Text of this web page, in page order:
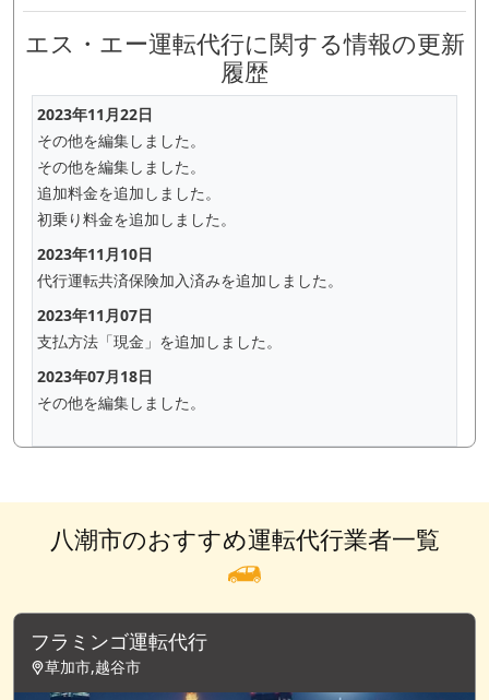
エス・エー運転代行に関する情報の更新
履歴
2023年11月22日
その他を編集しました。
その他を編集しました。
追加料金を追加しました。
初乗り料金を追加しました。
2023年11月10日
代行運転共済保険加入済みを追加しました。
2023年11月07日
支払方法「現金」を追加しました。
2023年07月18日
その他を編集しました。
八潮市のおすすめ運転代行業者一覧
フラミンゴ運転代行
草加市,越谷市